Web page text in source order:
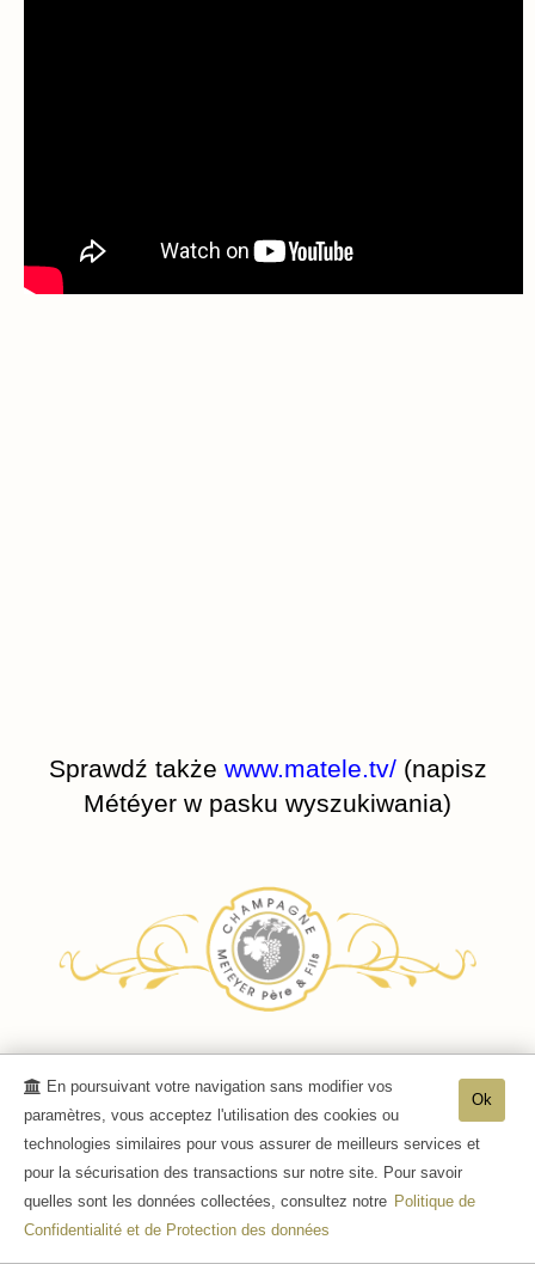
Sprawdź także www.matele.tv/ (napisz
Météyer w pasku wyszukiwania)
Ok
En poursuivant votre navigation sans modifier vos
paramètres, vous acceptez l'utilisation des cookies ou
technologies similaires pour vous assurer de meilleurs services et
pour la sécurisation des transactions sur notre site. Pour savoir
quelles sont les données collectées, consultez notre Politique de
Confidentialité et de Protection des données